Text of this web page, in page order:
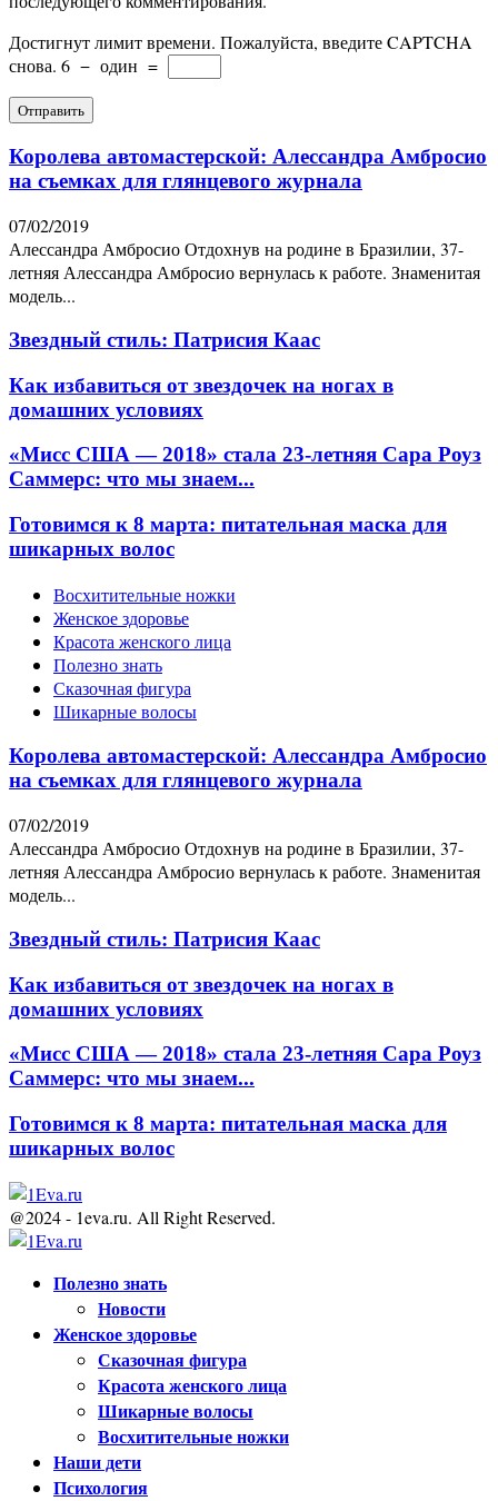
Достигнут лимит времени. Пожалуйста, введите CAPTCHA
снова. 6 − один =
Королева автомастерской: Алессандра Амбросио
на съемках для глянцевого журнала
07/02/2019
Алессандра Амбросио Отдохнув на родине в Бразилии, 37-
летняя Алессандра Амбросио вернулась к работе. Знаменитая
модель...
Звездный стиль: Патрисия Каас
Как избавиться от звездочек на ногах в
домашних условиях
«Мисс США — 2018» стала 23-летняя Сара Роуз
Саммерс: что мы знаем...
Готовимся к 8 марта: питательная маска для
шикарных волос
Восхитительные ножки
Женское здоровье
Красота женского лица
Полезно знать
Сказочная фигура
Шикарные волосы
Королева автомастерской: Алессандра Амбросио
на съемках для глянцевого журнала
07/02/2019
Алессандра Амбросио Отдохнув на родине в Бразилии, 37-
летняя Алессандра Амбросио вернулась к работе. Знаменитая
модель...
Звездный стиль: Патрисия Каас
Как избавиться от звездочек на ногах в
домашних условиях
«Мисс США — 2018» стала 23-летняя Сара Роуз
Саммерс: что мы знаем...
Готовимся к 8 марта: питательная маска для
шикарных волос
@2024 - 1eva.ru. All Right Reserved.
Полезно знать
Новости
Женское здоровье
Сказочная фигура
Красота женского лица
Шикарные волосы
Восхитительные ножки
Наши дети
Психология